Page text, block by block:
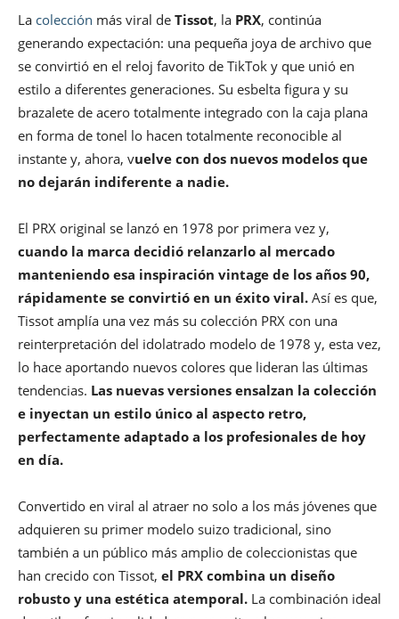
La colección más viral de Tissot, la PRX, continúa
generando expectación: una pequeña joya de archivo que
se convirtió en el reloj favorito de TikTok y que unió en
estilo a diferentes generaciones. Su esbelta figura y su
brazalete de acero totalmente integrado con la caja plana
en forma de tonel lo hacen totalmente reconocible al
instante y, ahora, vuelve con dos nuevos modelos que
no dejarán indiferente a nadie.
El PRX original se lanzó en 1978 por primera vez y,
cuando la marca decidió relanzarlo al mercado
manteniendo esa inspiración vintage de los años 90,
rápidamente se convirtió en un éxito viral. Así es que,
Tissot amplía una vez más su colección PRX con una
reinterpretación del idolatrado modelo de 1978 y, esta vez,
lo hace aportando nuevos colores que lideran las últimas
tendencias. Las nuevas versiones ensalzan la colección
e inyectan un estilo único al aspecto retro,
perfectamente adaptado a los profesionales de hoy
en día.
Convertido en viral al atraer no solo a los más jóvenes que
adquieren su primer modelo suizo tradicional, sino
también a un público más amplio de coleccionistas que
han crecido con Tissot, el PRX combina un diseño
robusto y una estética atemporal. La combinación ideal